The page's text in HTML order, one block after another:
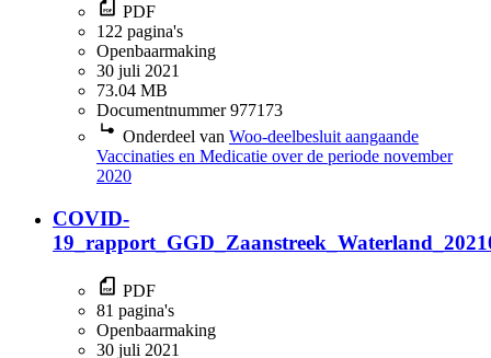
PDF
122 pagina's
Openbaarmaking
30 juli 2021
73.04 MB
Documentnummer 977173
Onderdeel van Woo-deelbesluit aangaande
Vaccinaties en Medicatie over de periode november
2020
COVID-
PDF
81 pagina's
Openbaarmaking
30 juli 2021